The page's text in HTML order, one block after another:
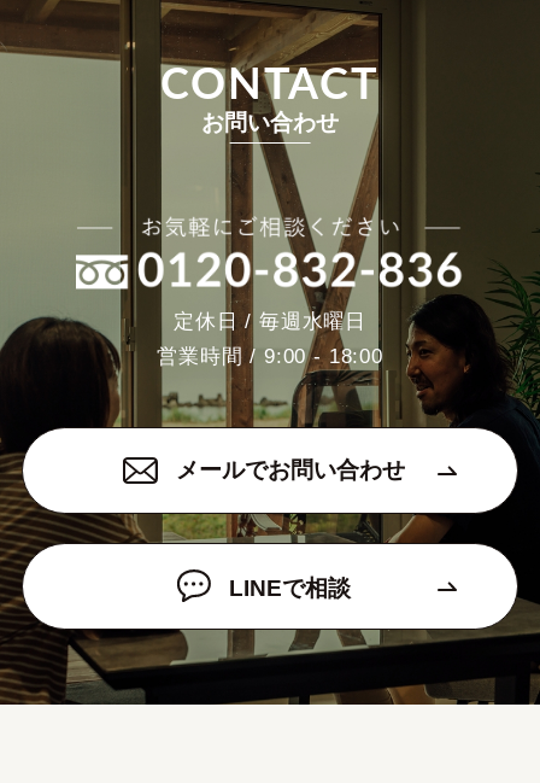
CONTACT
お問い合わせ
定休日 / 毎週水曜日
営業時間 / 9:00 - 18:00
メールでお問い合わせ
LINEで相談